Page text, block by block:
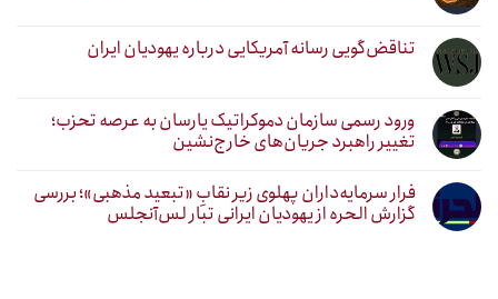
تناقض‌گویی رسانه آمریکایی درباره یهودیان ایران
ورود رسمی سازمان دموکراتیک یارسان به عرصه تحزب؛
تغییر راهبرد جریان‌های خارج‌نشین
فرار سرمایه‌داران پهلوی زیر نقابِ «تبعید مذهبی»؛ بررسی
گزارش الحره از یهودیان ایرانی تبار لس‌آنجلس